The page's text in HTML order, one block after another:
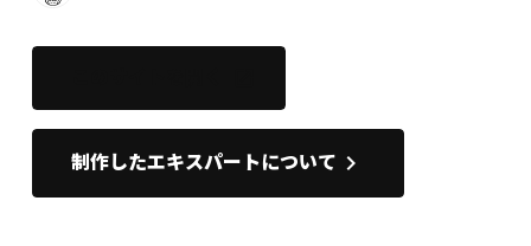
制作したエキスパートについて keyboard_arrow_right